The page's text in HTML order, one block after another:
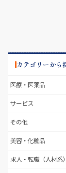
カテゴリーから
医療・医薬品
サービス
その他
美容・化粧品
求人・転職（人材系）